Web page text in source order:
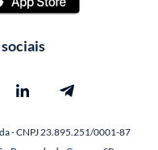
- CNPJ 23.895.251/0001-87